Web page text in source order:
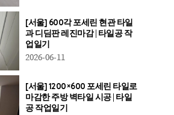
[서울] 600각 포세린 현관 타일
과 디딤판 레진마감 | 타일공 작
업일기
2026-06-11
[서울] 1200×600 포세린 타일로
마감한 주방 벽타일 시공 | 타일
공 작업일기